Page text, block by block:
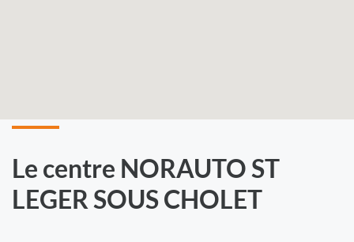
Le centre NORAUTO ST
LEGER SOUS CHOLET